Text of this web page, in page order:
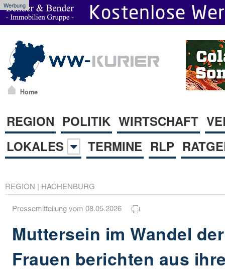
Werbung
Home
REGION POLITIK WIRTSCHAFT
LOKALES
TERMINE RLP
REGION | HACHENBURG
Pressemitteilung vom 08.05.2026
Muttersein im Wandel
Frauen berichten aus